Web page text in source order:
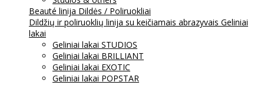
Beauté linija Dildės / Poliruokliai
Dildžių ir poliruoklių linija su keičiamais abrazyvais Geliniai
lakai
Geliniai lakai STUDIOS
Geliniai lakai BRILLIANT
Geliniai lakai EXOTIC
Geliniai lakai POPSTAR